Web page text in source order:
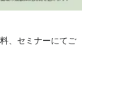
、セミナーにてご